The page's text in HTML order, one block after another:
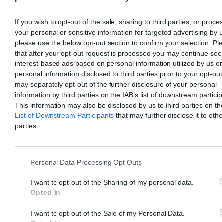
If you wish to opt-out of the sale, sharing to third parties, or
your personal or sensitive information for targeted advertising by
please use the below opt-out section to confirm your selection.
that after your opt-out request is processed you may continue
interest-based ads based on personal information utilized by us or
personal information disclosed to third parties prior to your opt-
may separately opt-out of the further disclosure of your personal
information by third parties on the IAB’s list of downstream
This information may also be disclosed by us to third parties on
List of Downstream Participants that may further disclose it to
parties.
Personal Data Processing Opt Outs
I want to opt-out of the Sharing of my personal data.
Opted In
I want to opt-out of the Sale of my Personal Data.
Przeczytaj także:Słowik komentuje wypowiedź posła KO. „Nie ma
Pan pojęcia, jak wygląda rzeczywistość”
Szpital Południowy to nie źródło, a
przejaw problemu
Tuska. Po pierwsze, Tusk sam zwlekał długo z jakąkolwiek reakcją
Jędrzejewskiego. O ile przed konferencją można było zakładać, że
jest oczywiste, że zwłoka wynikała z chęci „przeczekania” afery.
Dopiero wtedy, kiedy okazało się to niemożliwe ze względu na
reagować.